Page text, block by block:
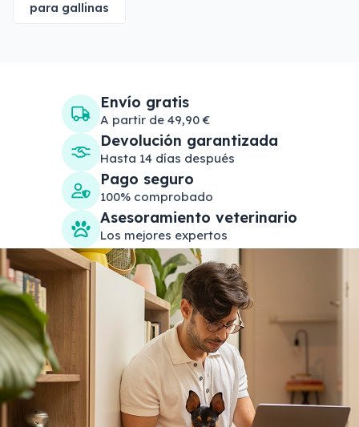
para gallinas
Envío gratis
A partir de 49,90 €
Devolución garantizada
Hasta 14 días después
Pago seguro
100% comprobado
Asesoramiento veterinario
Los mejores expertos